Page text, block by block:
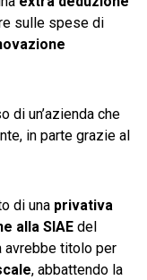
sulle spese di
di un’azienda che
in parte grazie al
di una privativa
alla SIAE del
avrebbe titolo per
, abbattendo la